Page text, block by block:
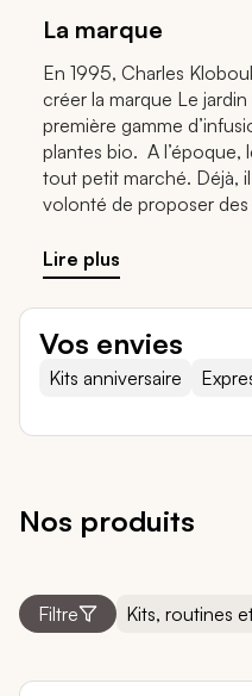
La marque
En 1995, Charles
créer la marque Le
première gamme
plantes bio. A l’époque,
tout petit marché. Déjà, il
volonté de proposer des
et de la planète.
Lire plus
Vos envies
Kits anniversaire
Nos produits
Filtre Kits, routines